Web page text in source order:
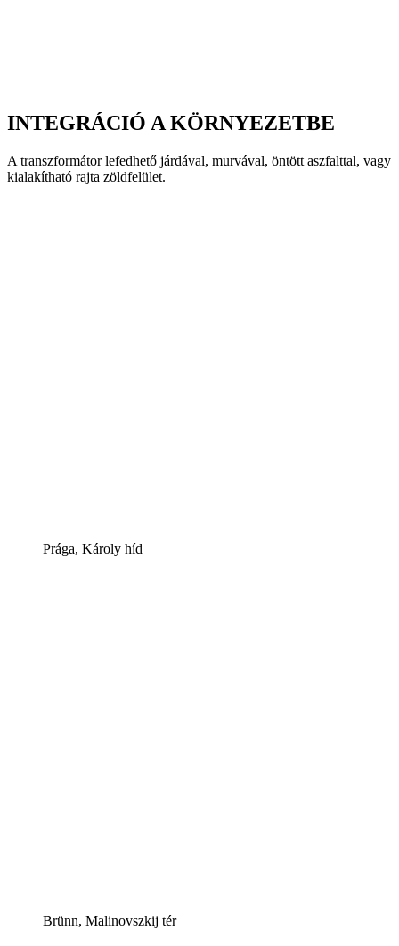
INTEGRÁCIÓ A KÖRNYEZETBE
A transzformátor lefedhető járdával, murvával, öntött aszfalttal, vagy
kialakítható rajta zöldfelület.
Prága, Károly híd
Brünn, Malinovszkij tér